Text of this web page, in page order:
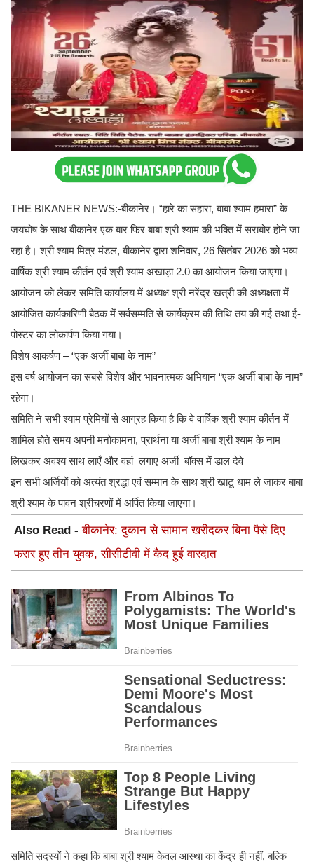
THE BIKANER NEWS:-बीकानेर। “हारे का सहारा, बाबा श्याम हमारा” के
जयघोष के साथ बीकानेर एक बार फिर बाबा श्री श्याम की भक्ति में सराबोर होने जा
रहा है। श्री श्याम मित्र मंडल, बीकानेर द्वारा शनिवार, 26 सितंबर 2026 को भव्य
वार्षिक श्री श्याम कीर्तन एवं श्री श्याम अखाड़ा 2.0 का आयोजन किया जाएगा।
आयोजन को लेकर समिति कार्यालय में अध्यक्ष श्री नरेंद्र खत्री की अध्यक्षता में
आयोजित कार्यकारिणी बैठक में सर्वसम्मति से कार्यक्रम की तिथि तय की गई तथा ई-
पोस्टर का लोकार्पण किया गया।
विशेष आकर्षण – “एक अर्जी बाबा के नाम”
इस वर्ष आयोजन का सबसे विशेष और भावनात्मक अभियान “एक अर्जी बाबा के नाम”
रहेगा।
समिति ने सभी श्याम प्रेमियों से आग्रह किया है कि वे वार्षिक श्री श्याम कीर्तन में
शामिल होते समय अपनी मनोकामना, प्रार्थना या अर्जी बाबा श्री श्याम के नाम
लिखकर अवश्य साथ लाएँ और वहां लगाए अर्जी बॉक्स में डाल देवे
इन सभी अर्जियों को अत्यंत श्रद्धा एवं सम्मान के साथ श्री खाटू धाम ले जाकर बाबा
श्री श्याम के पावन श्रीचरणों में अर्पित किया जाएगा।
Also Read -बीकानेर: दुकान से सामान खरीदकर बिना पैसे दिए
फरार हुए तीन युवक, सीसीटीवी में कैद हुई वारदात
समिति सदस्यों ने कहा कि बाबा श्री श्याम केवल आस्था का केंद्र ही नहीं, बल्कि